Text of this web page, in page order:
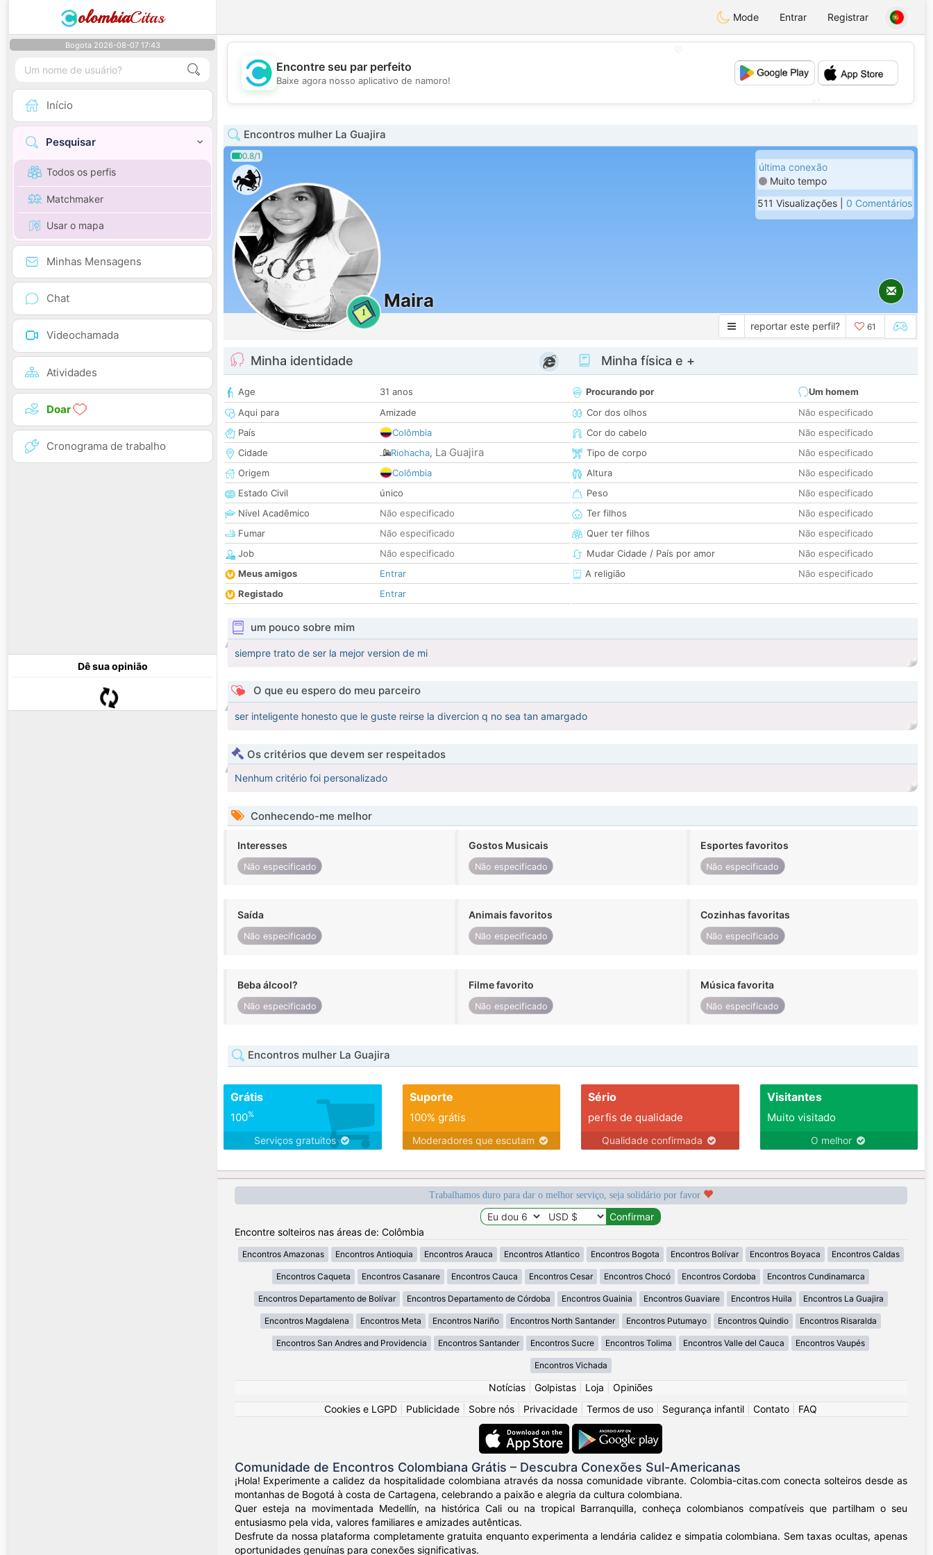
olombiaCitas Mode Entrar Registrar
Bogota 2026-08-07 17:43
Início
Pesquisar
Todos os perfis
Matchmaker
Usar o mapa
Minhas Mensagens
Chat
Videochamada
Atividades
Doar
Cronograma de trabalho
Dê sua opinião
💖
💕
Encontre seu par perfeito
Baixe agora nosso aplicativo de namoro!
Encontros mulher La Guajira
0.8/1
1
Maira
última conexão
Muito tempo
511 Visualizações | 0 Comentários
reportar este perfil? 61
Minha identidade
Age
31 anos
Aqui para
Amizade
País
Colômbia
Cidade
Riohacha, La Guajira
Origem
Colômbia
Estado Civil
único
Nível Acadêmico
Não especificado
Fumar
Não especificado
Job
Não especificado
Meus amigos
Entrar
Registado
Entrar
Minha física e +
Procurando por
Um homem
Cor dos olhos
Não especificado
Cor do cabelo
Não especificado
Tipo de corpo
Não especificado
Altura
Não especificado
Peso
Não especificado
Ter filhos
Não especificado
Quer ter filhos
Não especificado
Mudar Cidade / País por amor
Não especificado
A religião
Não especificado
um pouco sobre mim
siempre trato de ser la mejor version de mi
O que eu espero do meu parceiro
ser inteligente honesto que le guste reirse la divercion q no sea tan amargado
Os critérios que devem ser respeitados
Nenhum critério foi personalizado
Conhecendo-me melhor
Interesses
Não especificado
Gostos Musicais
Não especificado
Esportes favoritos
Não especificado
Saída
Não especificado
Animais favoritos
Não especificado
Cozinhas favoritas
Não especificado
Beba álcool?
Não especificado
Filme favorito
Não especificado
Música favorita
Não especificado
Encontros mulher La Guajira
Grátis
100%
Serviços gratuitos
Suporte
100% grátis
Moderadores que escutam
Sério
perfis de qualidade
Qualidade confirmada
Visitantes
Muito visitado
O melhor
Trabalhamos duro para dar o melhor serviço, seja solidário por favor
Encontre solteiros nas áreas de: Colômbia
Encontros Amazonas Encontros Antioquia Encontros Arauca Encontros Atlantico Encontros Bogota Encontros Bolívar Encontros Boyaca Encontros Caldas
Encontros Caqueta Encontros Casanare Encontros Cauca Encontros Cesar Encontros Chocó Encontros Cordoba Encontros Cundinamarca
Encontros Departamento de Bolívar Encontros Departamento de Córdoba Encontros Guainia Encontros Guaviare Encontros Huila Encontros La Guajira
Encontros Magdalena Encontros Meta Encontros Nariño Encontros North Santander Encontros Putumayo Encontros Quindio Encontros Risaralda
Encontros San Andres and Providencia Encontros Santander Encontros Sucre Encontros Tolima Encontros Valle del Cauca Encontros Vaupés
Encontros Vichada
Notícias Golpistas Loja
Opiniões
Cookies e LGPD
Publicidade Sobre nós Privacidade Termos de uso Segurança infantil Contato FAQ
Comunidade de Encontros Colombiana Grátis – Descubra Conexões Sul-Americanas
¡Hola! Experimente a calidez da hospitalidade colombiana através da nossa comunidade vibrante. Colombia-citas.com conecta solteiros desde as
montanhas de Bogotá à costa de Cartagena, celebrando a paixão e alegria da cultura colombiana.
Quer esteja na movimentada Medellín, na histórica Cali ou na tropical Barranquilla, conheça colombianos compatíveis que partilham o seu
entusiasmo pela vida, valores familiares e amizades autênticas.
Desfrute da nossa plataforma completamente gratuita enquanto experimenta a lendária calidez e simpatia colombiana. Sem taxas ocultas, apenas
oportunidades genuínas para conexões significativas.